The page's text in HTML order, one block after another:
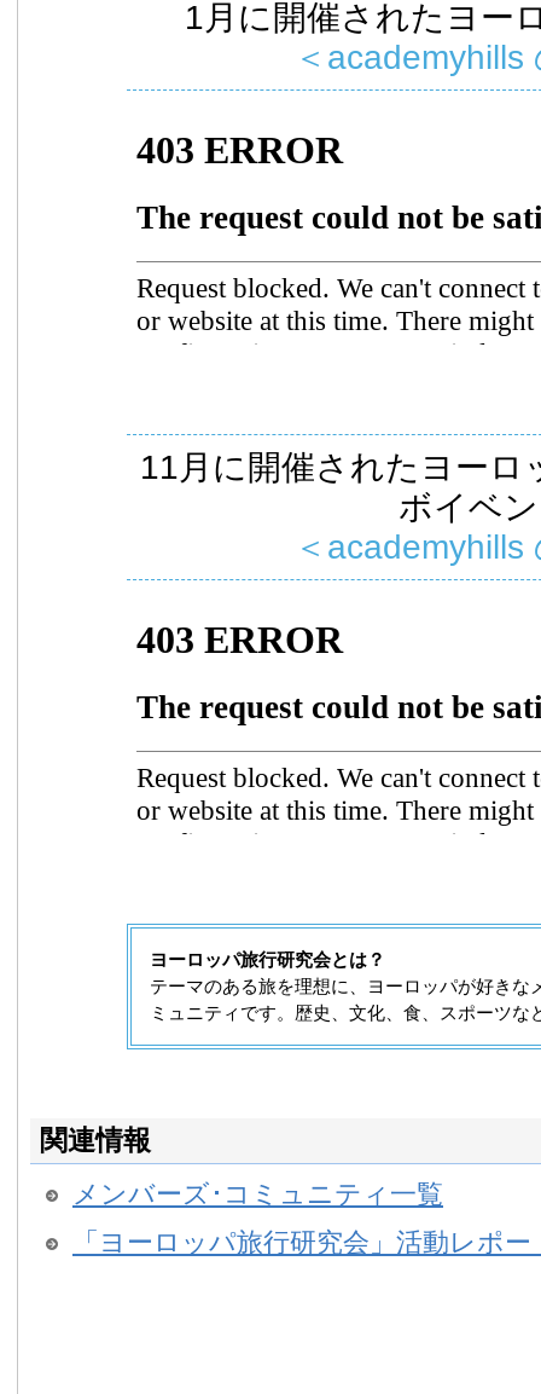
1月に開催されたヨー
＜academyhills
11月に開催されたヨーロ
ボイベ
＜academyhills
ヨーロッパ旅行研究会とは？
テーマのある旅を理想に、ヨーロッパが好きな
ミュニティです。歴史、文化、食、スポーツ
関連情報
メンバーズ･コミュニティ一覧
「ヨーロッパ旅行研究会」活動レポー